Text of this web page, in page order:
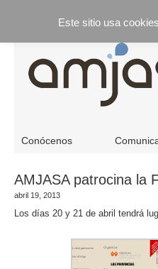
Conócenos
AMJASA patrocina la
abril 19, 2013
Los días 20 y 21 de abril tendrá
Este sitio usa